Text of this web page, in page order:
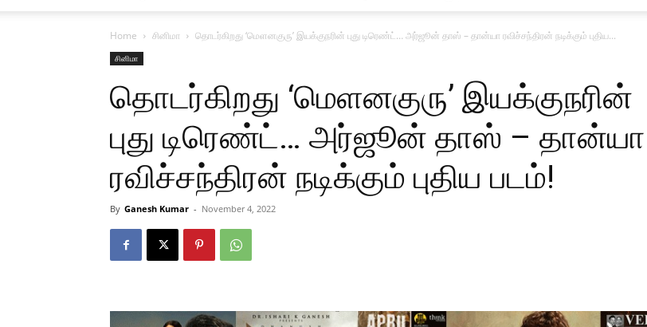
Home சினிமா தொடர்கிறது ‘மெளனகுரு’ இயக்குநரின் புது டிரெண்ட்… அர்ஜூன் தாஸ் – தான்யா ரவிச்சந்திரன் நடிக்கும் புதிய...
சினிமா
தொடர்கிறது ‘மெளனகுரு’ இயக்குநரின்
புது டிரெண்ட்… அர்ஜூன் தாஸ் – தான்யா
ரவிச்சந்திரன் நடிக்கும் புதிய படம்!
By Ganesh Kumar - November 4, 2022